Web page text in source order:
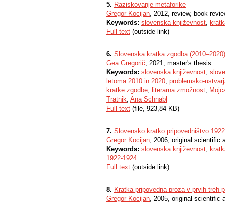
5. Raziskovanje metaforike
Gregor Kocijan, 2012, review, book
Keywords: slovenska književnost,
Full text (outside link)
6. Slovenska kratka zgodba
Gea Gregorič, 2021, master's thesis
Keywords: slovenska književnost,
letoma 2010 in 2020, problemsko-
kratke zgodbe, literarna zmožnost,
Tratnik, Ana Schnabl
Full text (file, 923,84 KB)
7. Slovensko kratko pripovedništvo
Gregor Kocijan, 2006, original scientific
Keywords: slovenska književnost,
1922-1924
Full text (outside link)
8. Kratka pripovedna proza v prvih treh
Gregor Kocijan, 2005, original scientific